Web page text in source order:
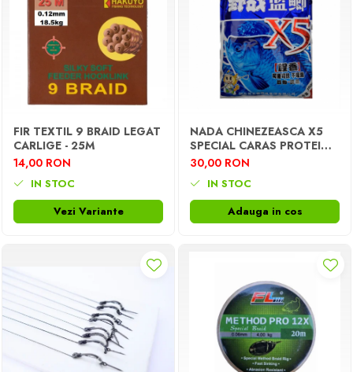
FIR TEXTIL 9 BRAID LEGAT
CARLIGE - 25M
14,00 RON
IN STOC
Vezi Variante
NADA CHINEZEASCA X5
SPECIAL CARAS PROTEINA
ANIMALA 300G
30,00 RON
IN STOC
Adauga in cos